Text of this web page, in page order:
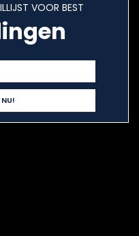
VOOR BEST